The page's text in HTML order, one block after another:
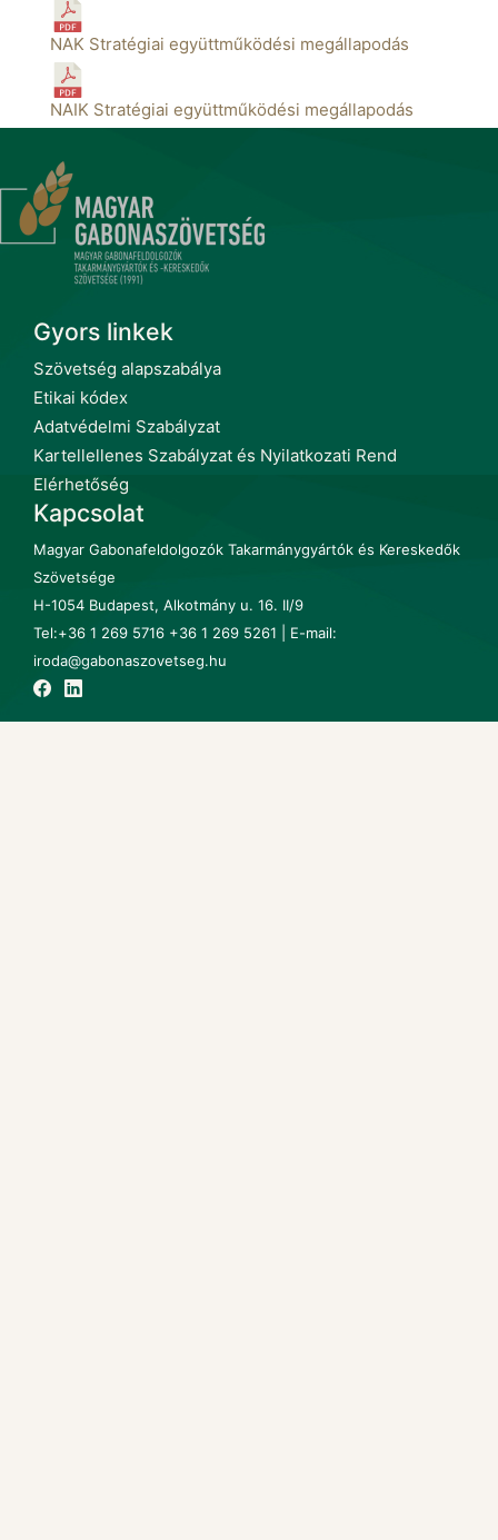
NAK Stratégiai együttműködési megállapodás
NAIK Stratégiai együttműködési megállapodás
Gyors linkek
Szövetség alapszabálya
Etikai kódex
Adatvédelmi Szabályzat
Kartellellenes Szabályzat és Nyilatkozati Rend
Elérhetőség
Kapcsolat
Magyar Gabonafeldolgozók Takarmánygyártók és Kereskedők
Szövetsége
H-1054 Budapest, Alkotmány u. 16. II/9
Tel:+36 1 269 5716 +36 1 269 5261 | E-mail:
iroda@gabonaszovetseg.hu